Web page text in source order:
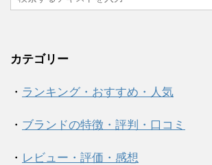
カテゴリー
・ ランキング・おすすめ・人気
・ ブランドの特徴・評判・口コミ
・ レビュー・評価・感想